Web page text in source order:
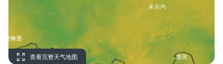
查看完整天气地图